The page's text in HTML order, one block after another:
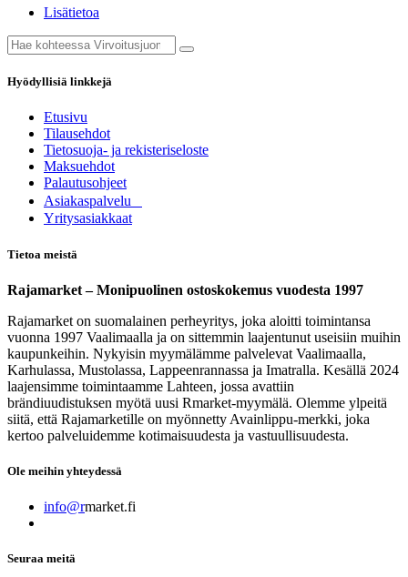
Lisätietoa
Hyödyllisiä linkkejä
Etusivu
Tilausehdot
Tietosuoja- ja rekisteriseloste
Maksuehdot
Palautusohjeet
Asia​k​aspalvelu
​Yritysasiakkaat
Tietoa meistä
Rajamarket – Monipuolinen ostoskokemus vuodesta 1997
Rajamarket on suomalainen perheyritys, joka aloitti toimintansa
vuonna 1997 Vaalimaalla ja on sittemmin laajentunut useisiin muihin
kaupunkeihin. Nykyisin myymälämme palvelevat Vaalimaalla,
Karhulassa, Mustolassa, Lappeenrannassa ja Imatralla. Kesällä 2024
laajensimme toimintaamme Lahteen, jossa avattiin
brändiuudistuksen myötä uusi Rmarket-myymälä. Olemme ylpeitä
siitä, että Rajamarketille on myönnetty Avainlippu-merkki, joka
kertoo palveluidemme kotimaisuudesta ja vastuullisuudesta.
Ole meihin yhteydessä
info@rmarket.fi
Seuraa meitä